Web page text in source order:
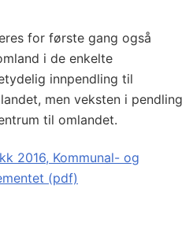
for første gang også
i de enkelte
innpendling til
men veksten i pendling
til omlandet.
2016, Kommunal- og
(pdf)